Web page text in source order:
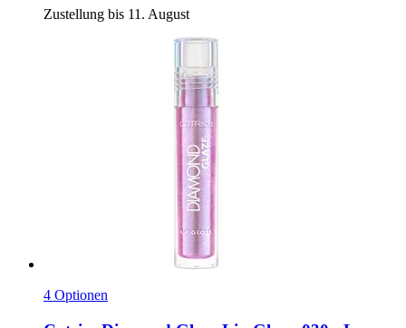
Zustellung bis 11. August
4 Optionen